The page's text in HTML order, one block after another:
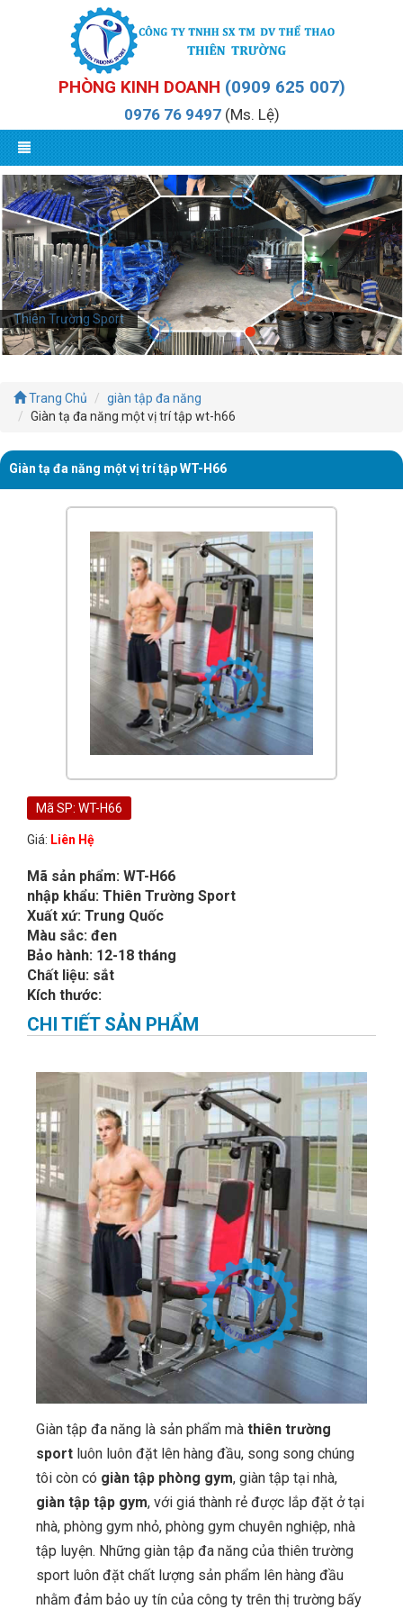
PHÒNG KINH DOANH (0909 625 007)
0976 76 9497(Ms. Lệ)
Thiên Trường Sport
Trang Chủ
giàn tập đa năng
Giàn tạ đa năng một vị trí tập wt-h66
Giàn tạ đa năng một vị trí tập WT-H66
Mã SP: WT-H66
Giá: Liên Hệ
Mã sản phẩm: WT-H66
nhập khẩu: Thiên Trường Sport
Xuất xứ: Trung Quốc
Màu sắc: đen
Bảo hành: 12-18 tháng
Chất liệu: sắt
Kích thước:
CHI TIẾT SẢN PHẨM
Giàn tập đa năng là sản phẩm mà thiên trường
sport luôn luôn đặt lên hàng đầu, song song chúng
tôi còn có giàn tập phòng gym, giàn tập tại nhà,
giàn tập tập gym, với giá thành rẻ được lắp đặt ở tại
nhà, phòng gym nhỏ, phòng gym chuyên nghiệp, nhà
tập luyện. Những giàn tập đa năng của thiên trường
sport luôn đặt chất lượng sản phẩm lên hàng đầu
nhằm đảm bảo uy tín của công ty trên thị trường bấy